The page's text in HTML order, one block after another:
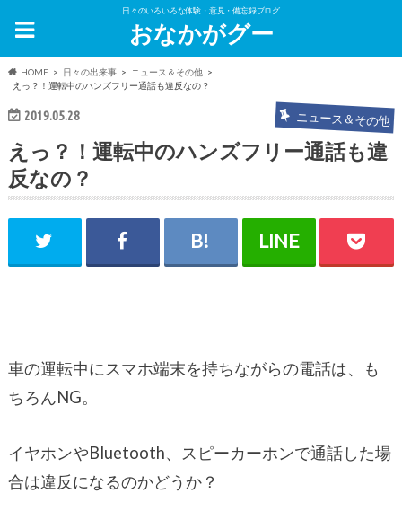
日々のいろいろな体験・意見・備忘録ブログ
おなかがグー
HOME 日々の出来事
ニュース＆その他
えっ？！運転中のハンズフリー通話も違反なの？
2019.05.28 ニュース＆その他
えっ？！運転中のハンズフリー通話も違
反なの？
車の運転中にスマホ端末を持ちながらの電話は、も
ちろんNG。
イヤホンやBluetooth、スピーカーホンで通話した場
合は違反になるのかどうか？